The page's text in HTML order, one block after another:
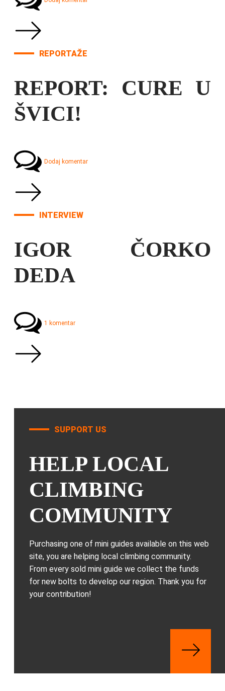
REPORTAŽE
REPORT: CURE U
ŠVICI!
Dodaj komentar
INTERVIEW
IGOR ČORKO
DEDA
1 komentar
SUPPORT US
HELP LOCAL
CLIMBING
COMMUNITY
Purchasing one of mini guides available on this web
site, you are helping local climbing community.
From every sold mini guide we collect the funds
for new bolts to develop our region. Thank you for
your contribution!